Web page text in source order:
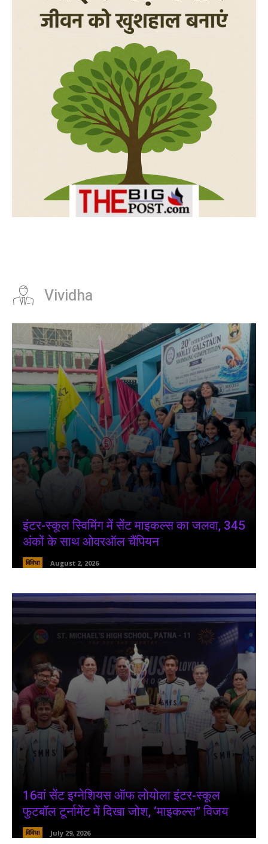
Vividha
इंटर-स्कूल स्विमिंग में सेंट माइकल्स का जलवा, 345
अंकों के साथ ओवरऑल चैंपियन
विविधा August 2, 2026
16वां सेंट इग्नेशियस ऑफ लोयोला इंटर-स्कूल
फुटबॉल टूर्नामेंट में दिखा जोश, ‘माइकल्स” विजय
विविधा July 29, 2026